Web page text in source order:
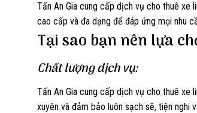
Tấn An Gia cung cấp dịch vụ cho thuê xe
cao cấp và đa dạng để đáp ứng mọi nhu
Tại sao bạn nên lựa
Chất lượng dịch vụ:
Tấn An Gia cung cấp dịch vụ cho thuê
xuyên và đảm bảo luôn sạch sẽ, tiện nghi